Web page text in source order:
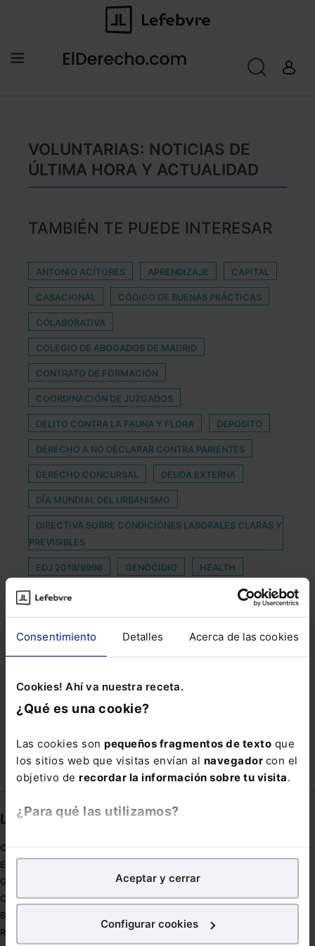
Consentimiento Detalles Acerca de las cookies
Cookies! Ahí va nuestra receta.
¿Qué es una cookie?
Las cookies son pequeños fragmentos de texto que
los sitios web que visitas envían al navegador con el
objetivo de recordar la información sobre tu visita.
¿Para qué las utilizamos?
analíticospara tratar demejorar tu experienciaen
nuestra página web. También con fines publicitarios,
para poder mostrarte publicidad y contenidos de tu
Aceptar y cerrar
Configurar cookies
VOLUNTARIAS: NOTICIAS DE
ÚLTIMA HORA Y ACTUALIDAD
TAMBIÉN TE PUEDE INTERESAR
ANTONIO ACÍTORES APRENDIZAJE CAPITAL
CASACIONAL CÓDIGO DE BUENAS PRÁCTICAS
COLABORATIVA
COLEGIO DE ABOGADOS DE MADRID
CONTRATO DE FORMACIÓN
COORDINACIÓN DE JUZGADOS
DELITO CONTRA LA FAUNA Y FLORA DEPOSITO
DERECHO A NO DECLARAR CONTRA PARIENTES
DERECHO CONCURSAL DEUDA EXTERNA
DÍA MUNDIAL DEL URBANISMO
DIRECTIVA SOBRE CONDICIONES LABORALES CLARAS Y
PREVISIBLES
EDJ 2019/9998 GENOCIDIO HEALTH
INCOMPATIBILIDAD LAMINE
LGUM MONEDEROS DIGITALES ONTIER
PROTECCIÓN DERECHOS DE AUTOR
SEGURO DE RESPONSABILIDAD CIVIL
Links directos
Coronavirus
Estudio de salud abogacía
Gestión de despachos
Compliance
Buenas Prácticas Tributarias
RGPD